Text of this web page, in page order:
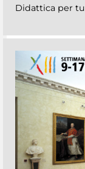
Didattica per